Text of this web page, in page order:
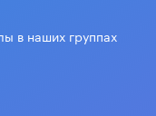
в наших группах